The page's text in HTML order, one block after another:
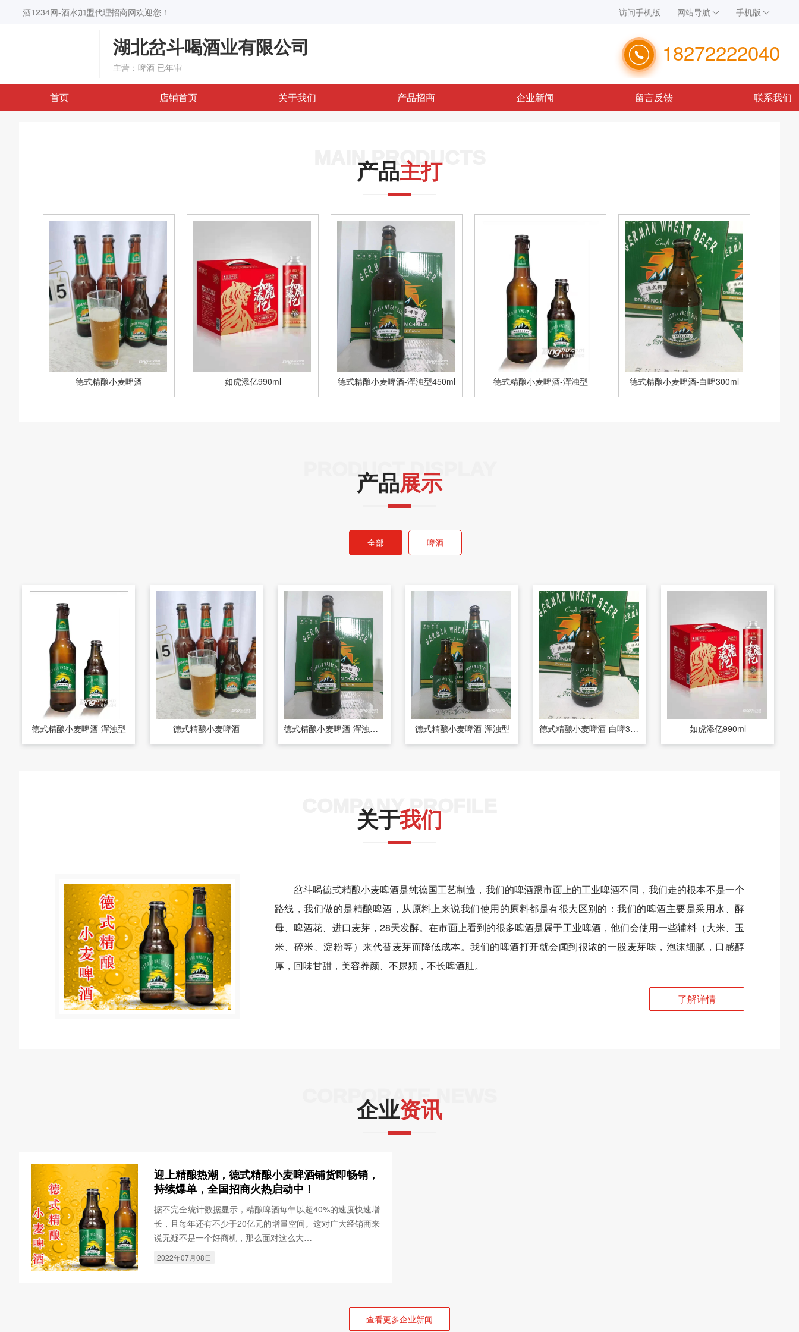
酒1234网-酒水加盟代理招商网欢迎您！ 访问手机版 网站导航 手机版
湖北岔斗喝酒业有限公司
主营：啤酒 已年审
18272222040
首页 店铺首页 关于我们 产品招商 企业新闻 留言反馈 联系我们
MAIN PRODUCTS
产品主打
德式精酿小麦啤酒 如虎添亿990ml 德式精酿小麦啤酒-浑浊型450ml 德式精酿小麦啤酒-浑浊型 德式精酿小麦啤酒-白啤300ml
PRODUCT DISPLAY
产品展示
全部 啤酒
德式精酿小麦啤酒-浑浊型 德式精酿小麦啤酒 德式精酿小麦啤酒-浑浊型450ml 德式精酿小麦啤酒-浑浊型 德式精酿小麦啤酒-白啤300ml 如虎添亿990ml
COMPANY PROFILE
关于我们
岔斗喝德式精酿小麦啤酒是纯德国工艺制造，我们的啤酒跟市面上的工业啤酒不同，我们走的根本不是一个
路线，我们做的是精酿啤酒，从原料上来说我们使用的原料都是有很大区别的：我们的啤酒主要是采用水、酵
母、啤酒花、进口麦芽，28天发酵。在市面上看到的很多啤酒是属于工业啤酒，他们会使用一些辅料（大米、玉
米、碎米、淀粉等）来代替麦芽而降低成本。我们的啤酒打开就会闻到很浓的一股麦芽味，泡沫细腻，口感醇
厚，回味甘甜，美容养颜、不尿频，不长啤酒肚。
了解详情
CORPORATE NEWS
企业资讯
迎上精酿热潮，德式精酿小麦啤酒铺货即畅销，
持续爆单，全国招商火热启动中！
据不完全统计数据显示，精酿啤酒每年以超40%的速度快速增
长，且每年还有不少于20亿元的增量空间。这对广大经销商来
说无疑不是一个好商机，那么面对这么大…
2022年07月08日
查看更多企业新闻